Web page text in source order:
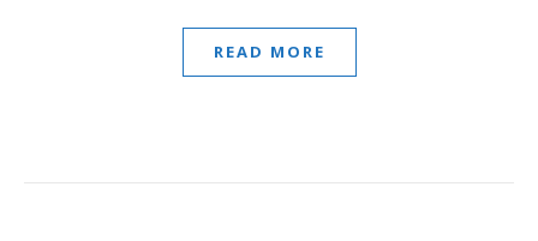
READ MORE